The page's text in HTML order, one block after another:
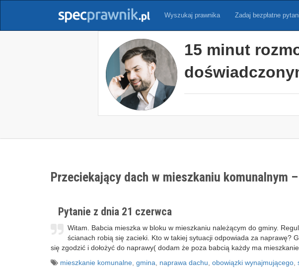
Wyszukaj prawnika Zadaj bezpłatne
15 minut
Przeciekający dach w mieszkaniu komunalnym
Pytanie z dnia 21 czerwca
Witam. Babcia mieszka w bloku w mieszkaniu należącym do gminy.
ścianach robią się zacieki. Kto w takiej sytuacji odpowiada za naprawę?
się zgodzić i dołożyć do naprawy( dodam że poza babcią każdy ma
mieszkanie komunalne gmina naprawa dachu obowiązki wynajmującego